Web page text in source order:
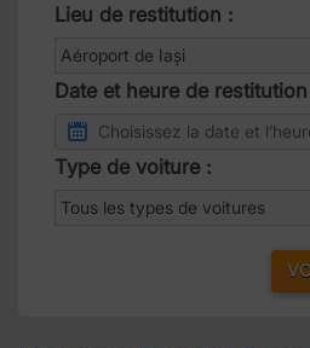
Lieu de restitution :
Date et heure de
Type de voiture :